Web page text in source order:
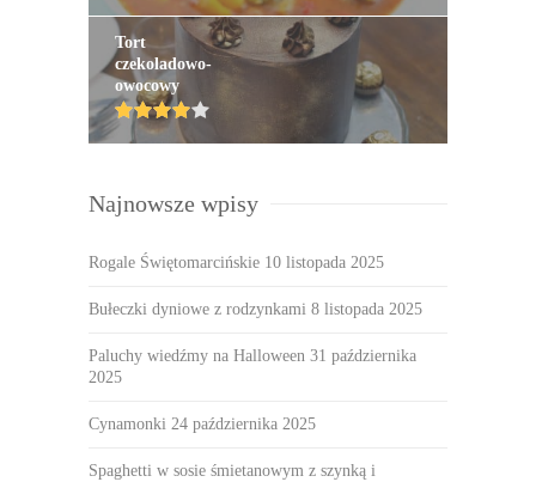
Tort
czekoladowo-
owocowy
Najnowsze wpisy
Rogale Świętomarcińskie 10 listopada 2025
Bułeczki dyniowe z rodzynkami 8 listopada 2025
Paluchy wiedźmy na Halloween 31 października
2025
Cynamonki 24 października 2025
Spaghetti w sosie śmietanowym z szynką i